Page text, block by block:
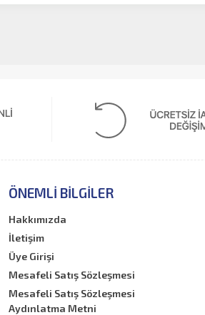
ÖNEMLI BILGILER
Hakkımızda
İletişim
Üye Girişi
Mesafeli Satış Sözleşmesi
Mesafeli Satış Sözleşmesi
Aydınlatma Metni